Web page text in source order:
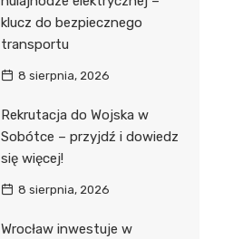
klucz do bezpiecznego
transportu
8 sierpnia, 2026
Rekrutacja do Wojska w
Sobótce – przyjdź i dowiedz
się więcej!
8 sierpnia, 2026
Wrocław inwestuje w